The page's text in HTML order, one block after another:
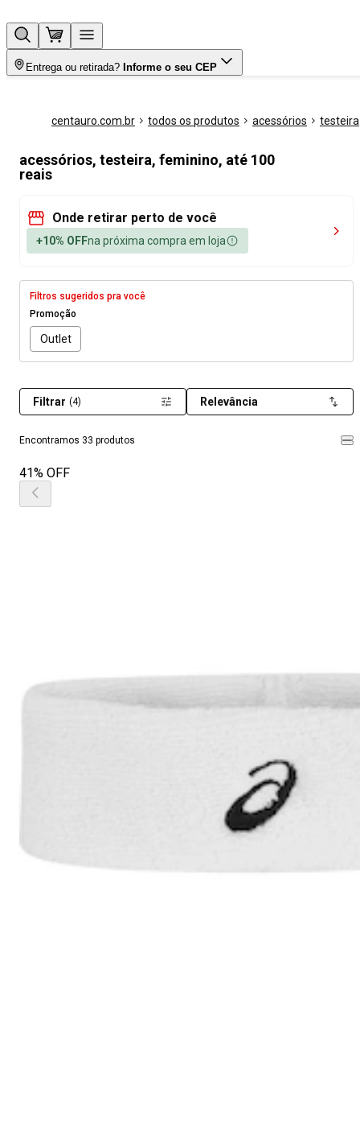
Entrega ou retirada? Informe o seu CEP
centauro.com.br todos os produtos acessórios testeira
acessórios, testeira, feminino, até 100
reais
Onde retirar perto de você
+10% OFFna próxima compra em loja
Filtros sugeridos pra você
Promoção
Outlet
Encontramos 33 produtos
Filtrar (4) Relevância
41% OFF